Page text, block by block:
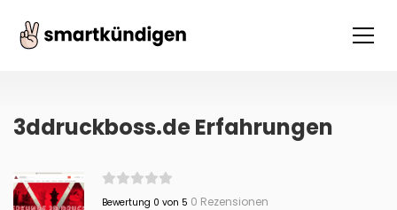
3ddruckboss.de Erfahrungen
Bewertung 0 von 5 0 Rezensionen